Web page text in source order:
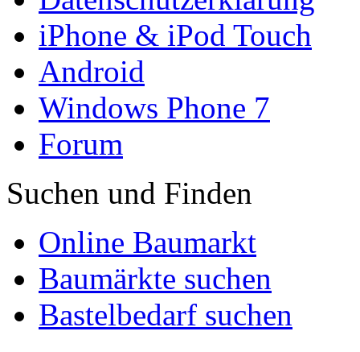
iPhone & iPod Touch
Android
Windows Phone 7
Forum
Suchen und Finden
Online Baumarkt
Baumärkte suchen
Bastelbedarf suchen